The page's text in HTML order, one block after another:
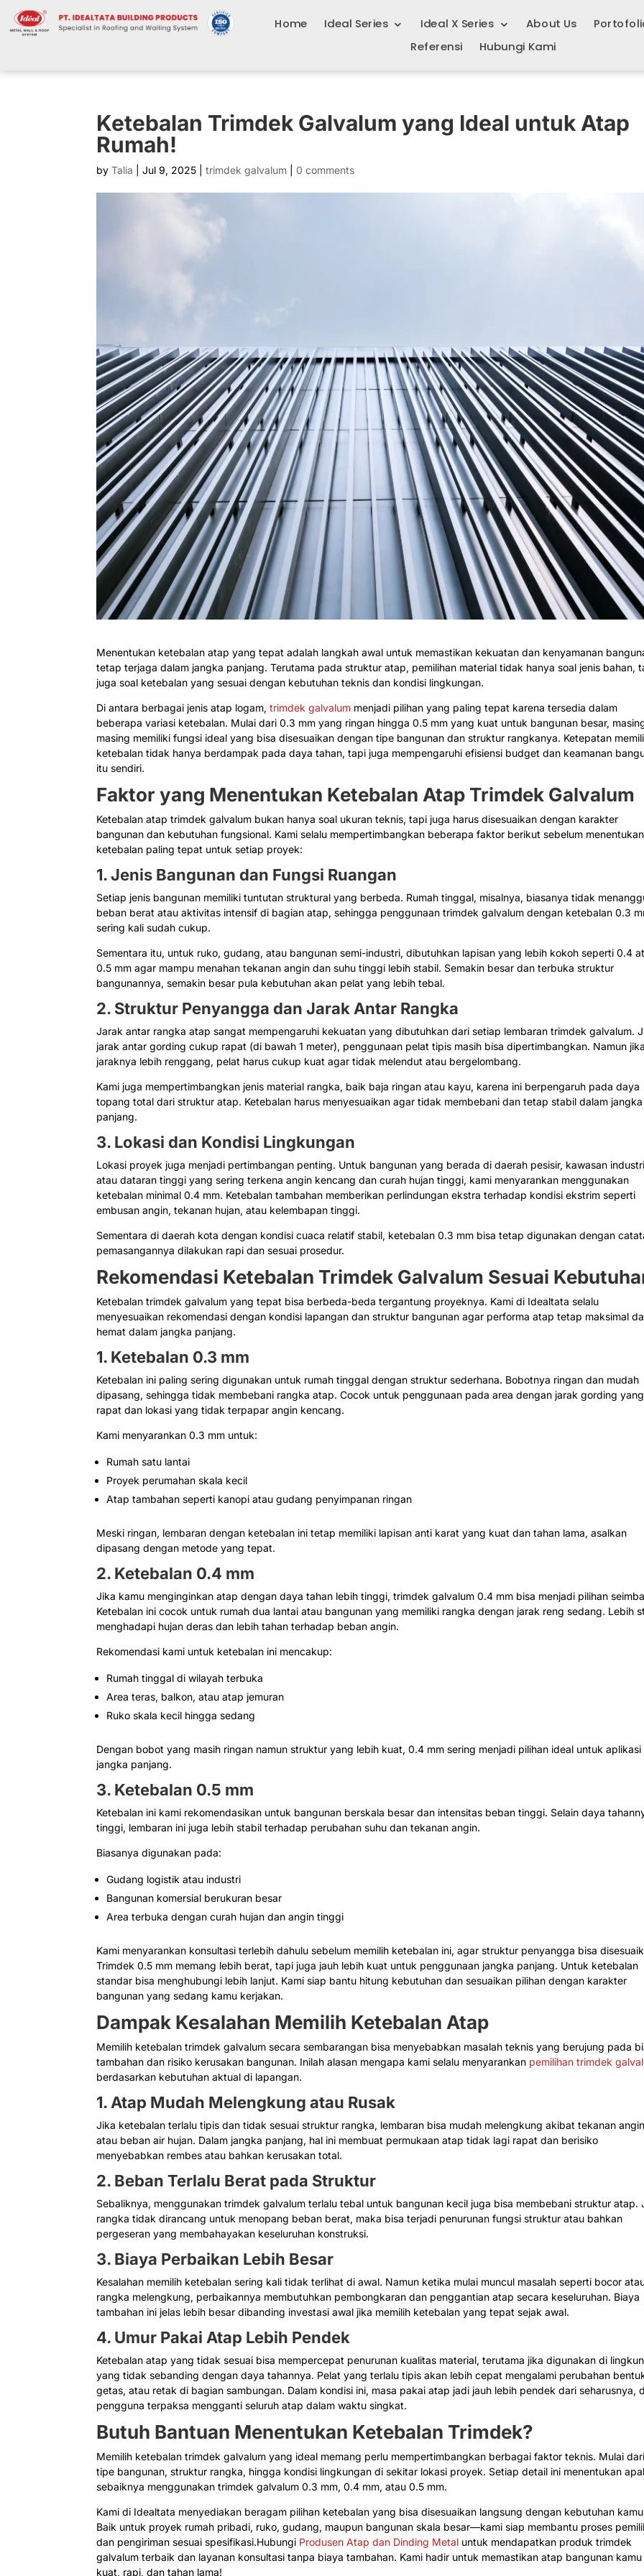
Home Ideal Series Ideal X Series About Us
Referensi
Hubungi Kami
Ketebalan Trimdek Galvalum yang Ideal untuk Atap
Rumah!
byTalia |Jul 9, 2025 |trimdek galvalum 0 comments
Menentukan ketebalan atap yang tepat adalah langkah awal untuk memastikan kekuatan dan kenyamanan
tetap terjaga dalam jangka panjang. Terutama pada struktur atap, pemilihan material tidak hanya soal jenis bahan,
juga soal ketebalan yang sesuai dengan kebutuhan teknis dan kondisi lingkungan.
Di antara berbagai jenis atap logam,trimdek galvalum menjadi pilihan yang paling tepat karena tersedia dalam
beberapa variasi ketebalan. Mulai dari 0.3 mm yang ringan hingga 0.5 mm yang kuat untuk bangunan besar,
masing memiliki fungsi ideal yang bisa disesuaikan dengan tipe bangunan dan struktur rangkanya. Ketepatan
ketebalan tidak hanya berdampak pada daya tahan, tapi juga mempengaruhi efisiensi budget dan keamanan
itu sendiri.
Faktor yang Menentukan Ketebalan Atap Trimdek Galvalum
Ketebalan atap trimdek galvalum bukan hanya soal ukuran teknis, tapi juga harus disesuaikan dengan karakter
bangunan dan kebutuhan fungsional. Kami selalu mempertimbangkan beberapa faktor berikut sebelum menentukan
ketebalan paling tepat untuk setiap proyek:
1. Jenis Bangunan dan Fungsi Ruangan
Setiap jenis bangunan memiliki tuntutan struktural yang berbeda. Rumah tinggal, misalnya, biasanya tidak
beban berat atau aktivitas intensif di bagian atap, sehingga penggunaan trimdek galvalum dengan ketebalan 0.3
sering kali sudah cukup.
Sementara itu, untuk ruko, gudang, atau bangunan semi-industri, dibutuhkan lapisan yang lebih kokoh seperti 0.4
0.5 mm agar mampu menahan tekanan angin dan suhu tinggi lebih stabil. Semakin besar dan terbuka struktur
bangunannya, semakin besar pula kebutuhan akan pelat yang lebih tebal.
2. Struktur Penyangga dan Jarak Antar Rangka
Jarak antar rangka atap sangat mempengaruhi kekuatan yang dibutuhkan dari setiap lembaran trimdek galvalum.
jarak antar gording cukup rapat (di bawah 1 meter), penggunaan pelat tipis masih bisa dipertimbangkan. Namun jika
jaraknya lebih renggang, pelat harus cukup kuat agar tidak melendut atau bergelombang.
Kami juga mempertimbangkan jenis material rangka, baik baja ringan atau kayu, karena ini berpengaruh pada daya
topang total dari struktur atap. Ketebalan harus menyesuaikan agar tidak membebani dan tetap stabil dalam jangka
panjang.
3. Lokasi dan Kondisi Lingkungan
Lokasi proyek juga menjadi pertimbangan penting. Untuk bangunan yang berada di daerah pesisir, kawasan
atau dataran tinggi yang sering terkena angin kencang dan curah hujan tinggi, kami menyarankan menggunakan
ketebalan minimal 0.4 mm. Ketebalan tambahan memberikan perlindungan ekstra terhadap kondisi ekstrim seperti
embusan angin, tekanan hujan, atau kelembapan tinggi.
Sementara di daerah kota dengan kondisi cuaca relatif stabil, ketebalan 0.3 mm bisa tetap digunakan dengan
pemasangannya dilakukan rapi dan sesuai prosedur.
Rekomendasi Ketebalan Trimdek Galvalum Sesuai
Ketebalan trimdek galvalum yang tepat bisa berbeda-beda tergantung proyeknya. Kami di Idealtata selalu
menyesuaikan rekomendasi dengan kondisi lapangan dan struktur bangunan agar performa atap tetap maksimal
hemat dalam jangka panjang.
1. Ketebalan 0.3 mm
Ketebalan ini paling sering digunakan untuk rumah tinggal dengan struktur sederhana. Bobotnya ringan dan mudah
dipasang, sehingga tidak membebani rangka atap. Cocok untuk penggunaan pada area dengan jarak gording yang
rapat dan lokasi yang tidak terpapar angin kencang.
Kami menyarankan 0.3 mm untuk:
Rumah satu lantai
Proyek perumahan skala kecil
Atap tambahan seperti kanopi atau gudang penyimpanan ringan
Meski ringan, lembaran dengan ketebalan ini tetap memiliki lapisan anti karat yang kuat dan tahan lama, asalkan
dipasang dengan metode yang tepat.
2. Ketebalan 0.4 mm
Jika kamu menginginkan atap dengan daya tahan lebih tinggi, trimdek galvalum 0.4 mm bisa menjadi pilihan
Ketebalan ini cocok untuk rumah dua lantai atau bangunan yang memiliki rangka dengan jarak reng sedang. Lebih
menghadapi hujan deras dan lebih tahan terhadap beban angin.
Rekomendasi kami untuk ketebalan ini mencakup:
Rumah tinggal di wilayah terbuka
Area teras, balkon, atau atap jemuran
Ruko skala kecil hingga sedang
Dengan bobot yang masih ringan namun struktur yang lebih kuat, 0.4 mm sering menjadi pilihan ideal untuk aplikasi
jangka panjang.
3. Ketebalan 0.5 mm
Ketebalan ini kami rekomendasikan untuk bangunan berskala besar dan intensitas beban tinggi. Selain daya
tinggi, lembaran ini juga lebih stabil terhadap perubahan suhu dan tekanan angin.
Biasanya digunakan pada:
Gudang logistik atau industri
Bangunan komersial berukuran besar
Area terbuka dengan curah hujan dan angin tinggi
Kami menyarankan konsultasi terlebih dahulu sebelum memilih ketebalan ini, agar struktur penyangga bisa
Trimdek 0.5 mm memang lebih berat, tapi juga jauh lebih kuat untuk penggunaan jangka panjang. Untuk ketebalan
standar bisa menghubungi lebih lanjut. Kami siap bantu hitung kebutuhan dan sesuaikan pilihan dengan karakter
bangunan yang sedang kamu kerjakan.
Dampak Kesalahan Memilih Ketebalan Atap
Memilih ketebalan trimdek galvalum secara sembarangan bisa menyebabkan masalah teknis yang berujung pada
tambahan dan risiko kerusakan bangunan. Inilah alasan mengapa kami selalu menyarankan pemilihan trimdek
berdasarkan kebutuhan aktual di lapangan.
1. Atap Mudah Melengkung atau Rusak
Jika ketebalan terlalu tipis dan tidak sesuai struktur rangka, lembaran bisa mudah melengkung akibat tekanan angin
atau beban air hujan. Dalam jangka panjang, hal ini membuat permukaan atap tidak lagi rapat dan berisiko
menyebabkan rembes atau bahkan kerusakan total.
2. Beban Terlalu Berat pada Struktur
Sebaliknya, menggunakan trimdek galvalum terlalu tebal untuk bangunan kecil juga bisa membebani struktur atap.
rangka tidak dirancang untuk menopang beban berat, maka bisa terjadi penurunan fungsi struktur atau bahkan
pergeseran yang membahayakan keseluruhan konstruksi.
3. Biaya Perbaikan Lebih Besar
Kesalahan memilih ketebalan sering kali tidak terlihat di awal. Namun ketika mulai muncul masalah seperti bocor
rangka melengkung, perbaikannya membutuhkan pembongkaran dan penggantian atap secara keseluruhan. Biaya
tambahan ini jelas lebih besar dibanding investasi awal jika memilih ketebalan yang tepat sejak awal.
4. Umur Pakai Atap Lebih Pendek
Ketebalan atap yang tidak sesuai bisa mempercepat penurunan kualitas material, terutama jika digunakan di
yang tidak sebanding dengan daya tahannya. Pelat yang terlalu tipis akan lebih cepat mengalami perubahan
getas, atau retak di bagian sambungan. Dalam kondisi ini, masa pakai atap jadi jauh lebih pendek dari seharusnya,
pengguna terpaksa mengganti seluruh atap dalam waktu singkat.
Butuh Bantuan Menentukan Ketebalan Trimdek?
Memilih ketebalan trimdek galvalum yang ideal memang perlu mempertimbangkan berbagai faktor teknis. Mulai dari
tipe bangunan, struktur rangka, hingga kondisi lingkungan di sekitar lokasi proyek. Setiap detail ini menentukan
sebaiknya menggunakan trimdek galvalum 0.3 mm, 0.4 mm, atau 0.5 mm.
Kami di Idealtata menyediakan beragam pilihan ketebalan yang bisa disesuaikan langsung dengan kebutuhan
Baik untuk proyek rumah pribadi, ruko, gudang, maupun bangunan skala besar—kami siap membantu proses
dan pengiriman sesuai spesifikasi.Hubungi Produsen Atap dan Dinding Metal untuk mendapatkan produk trimdek
galvalum terbaik dan layanan konsultasi tanpa biaya tambahan. Kami hadir untuk memastikan atap bangunan kamu
kuat, rapi, dan tahan lama!